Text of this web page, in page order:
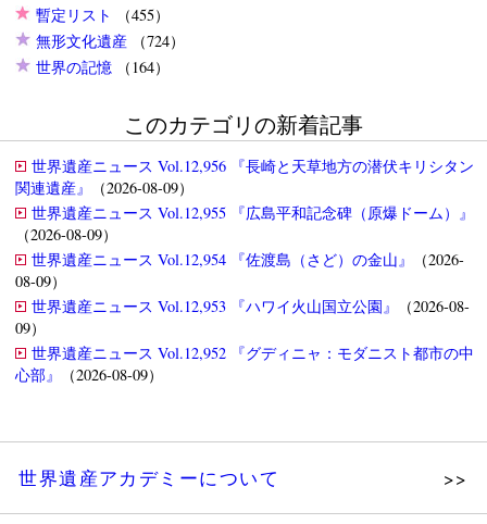
暫定リスト
（455）
無形文化遺産（724）
世界の記憶（164）
このカテゴリの新着記事
世界遺産ニュース Vol.12,956 『長崎と天草地方の潜伏キリシタン
関連遺産』
（2026-08-09）
世界遺産ニュース Vol.12,955 『広島平和記念碑（原爆ドーム）』
（2026-08-09）
世界遺産ニュース Vol.12,954 『佐渡島（さど）の金山』
（2026-
08-09）
世界遺産ニュース Vol.12,953 『ハワイ火山国立公園』
（2026-08-
09）
世界遺産ニュース Vol.12,952 『グディニャ：モダニスト都市の中
心部』
（2026-08-09）
世界遺産アカデミーについて